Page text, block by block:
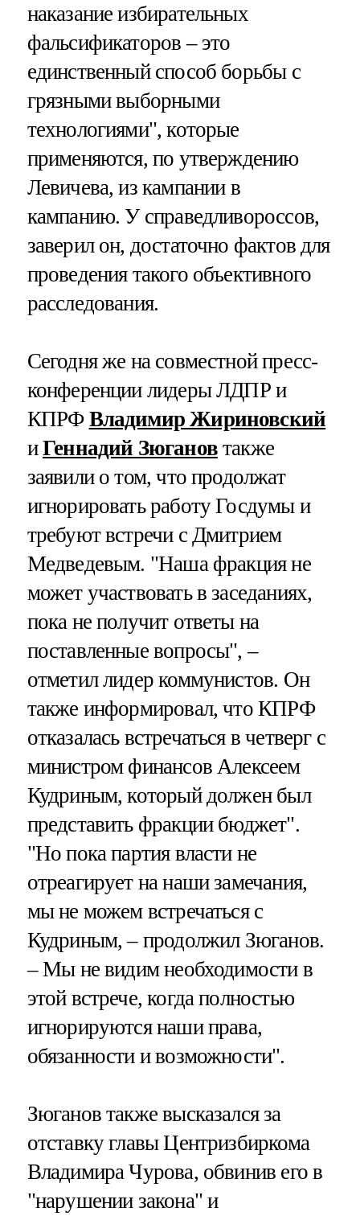
наказание избирательных
фальсификаторов – это
единственный способ борьбы с
грязными выборными
технологиями", которые
применяются, по утверждению
Левичева, из кампании в
кампанию. У справедливороссов,
заверил он, достаточно фактов для
проведения такого объективного
расследования.
Сегодня же на совместной пресс-
конференции лидеры ЛДПР и
КПРФ Владимир Жириновский
иГеннадий Зюгановтакже
заявили о том, что продолжат
игнорировать работу Госдумы и
требуют встречи с Дмитрием
Медведевым. "Наша фракция не
может участвовать в заседаниях,
пока не получит ответы на
поставленные вопросы", –
отметил лидер коммунистов. Он
также информировал, что КПРФ
отказалась встречаться в четверг с
министром финансов Алексеем
Кудриным, который должен был
представить фракции бюджет".
"Но пока партия власти не
отреагирует на наши замечания,
мы не можем встречаться с
Кудриным, – продолжил Зюганов.
– Мы не видим необходимости в
этой встрече, когда полностью
игнорируются наши права,
обязанности и возможности".
Зюганов также высказался за
отставку главы Центризбиркома
Владимира Чурова, обвинив его в
"нарушении закона" и